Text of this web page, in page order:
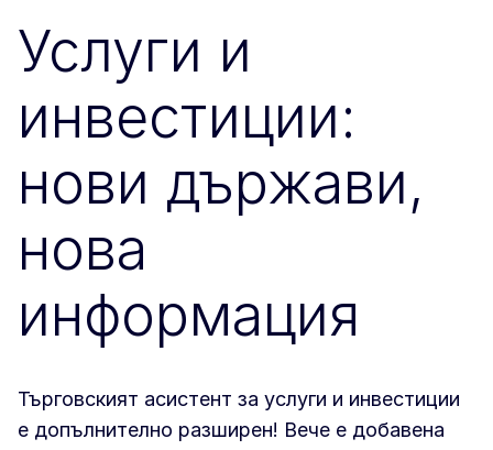
Услуги и
инвестиции:
нови държави,
нова
информация
Търговският асистент за услуги и инвестиции
е допълнително разширен! Вече е добавена